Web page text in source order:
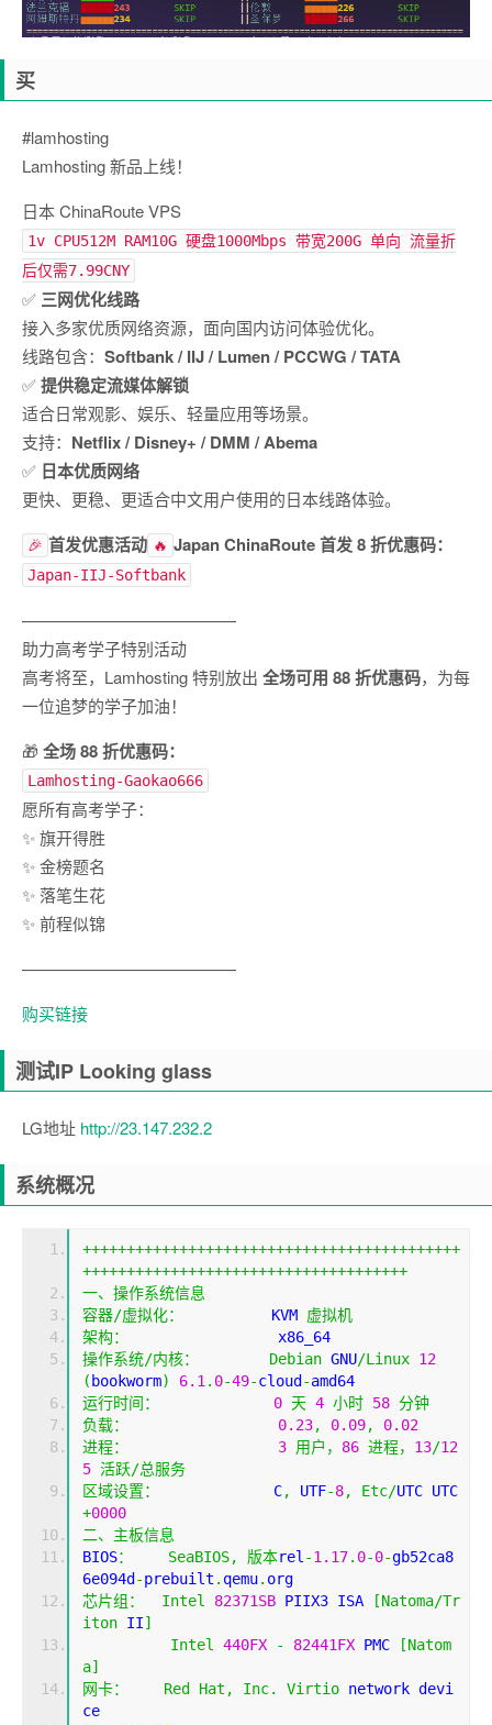
买
#lamhosting
Lamhosting 新品上线！
日本 ChinaRoute VPS
1v CPU512M RAM10G 硬盘1000Mbps 带宽200G 单向 流量折
后仅需7.99CNY
✅ 三网优化线路
接入多家优质网络资源，面向国内访问体验优化。
线路包含： Softbank / IIJ / Lumen / PCCWG / TATA
✅提供稳定流媒体解锁
适合日常观影、娱乐、轻量应用等场景。
支持： Netflix / Disney+ / DMM / Abema
✅ 日本优质网络
更快、更稳、更适合中文用户使用的日本线路体验。
🎉 首发优惠活动 🔥 Japan ChinaRoute 首发 8 折优惠码：
Japan-IIJ-Softbank
—————————————
助力高考学子特别活动
高考将至，Lamhosting 特别放出 全场可用 88 折优惠码，为每
一位追梦的学子加油！
🎁 全场 88 折优惠码：
Lamhosting-Gaokao666
愿所有高考学子：
✨ 旗开得胜
✨ 金榜题名
✨ 落笔生花
✨ 前程似锦
—————————————
购买链接
测试IP Looking glass
LG地址 http://23.147.232.2
系统概况
+++++++++++++++++++++++++++++++++++++++++++
+++++++++++++++++++++++++++++++++++++
一、操作系统信息
容器/虚拟化：
          KVM
虚拟机
架构：
                 x86_64
操作系统/内核：
Debian GNU/Linux 12
( bookworm) 6.1 . 0-49-cloud -amd64
运行时间：
0 天 4 小时 58 分钟
负载：
0.23, 0.09,
0.02
进程：
3 用户， 86 进程， 13/12
5 活跃/总服务
区域设置：
             C
, UTF-8, Etc/
+0000
二、主板信息
BIOS： SeaBIOS, 版本rel -1.17. 0-0-gb52ca8
6e094d -prebuilt . qemu. org
芯片组：
Intel 82371SB PIIX3 ISA [Natoma/Tr
iton II]
Intel
440FX - 82441FX PMC [Natom
a]
网卡：
Red Hat , Inc. Virtio network devi
ce